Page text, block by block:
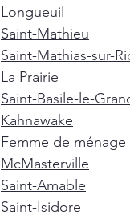
Longueuil
Saint-Mathieu
Saint-Mathias-sur-
La Prairie
Saint-Basile-le-
Kahnawake
Femme de ménage
McMasterville
Saint-Amable
Saint-Isidore